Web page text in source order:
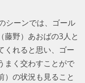
シーンでは、ゴール
藤野）あおばの3人と
くれると思い、ゴー
まく交わすことがで
）の状況も見ること